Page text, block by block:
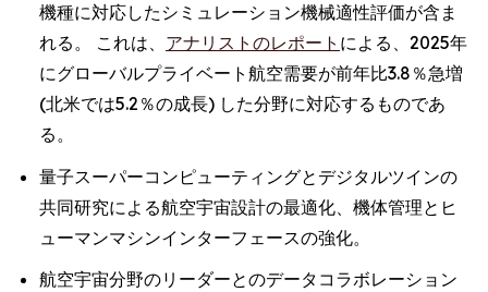
機種に対応したシミュレーション機械適性評価が含ま
れる。 これは、 アナリストのレポート による、2025年
にグローバルプライベート航空需要が前年比3.8％急増
(北米では5.2％の成長) した分野に対応するものであ
る。
量子スーパーコンピューティングとデジタルツインの
共同研究による航空宇宙設計の最適化、機体管理とヒ
ューマンマシンインターフェースの強化。
航空宇宙分野のリーダーとのデータコラボレーション